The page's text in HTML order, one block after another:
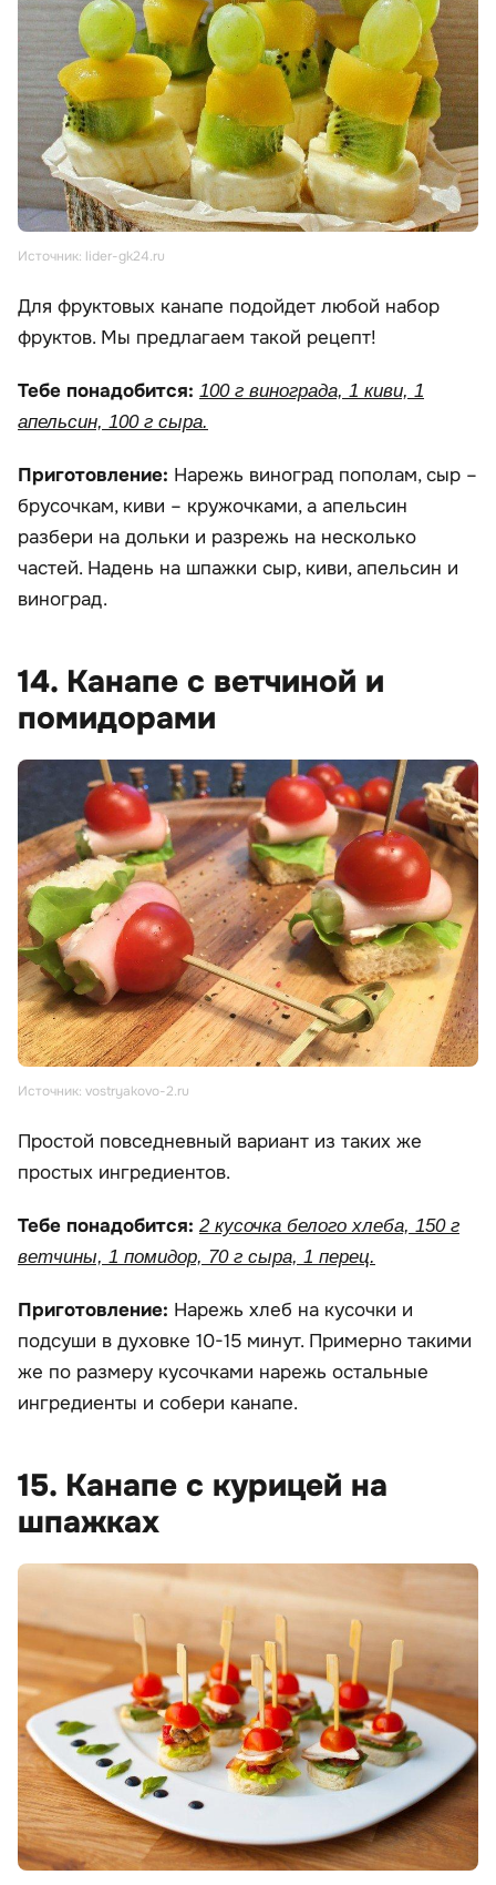
Источник: lider-gk24.ru
Для фруктовых канапе подойдет любой набор
фруктов. Мы предлагаем такой рецепт!
Тебе понадобится: 100 г винограда, 1 киви, 1
апельсин, 100 г сыра.
Приготовление: Нарежь виноград пополам, сыр –
брусочкам, киви – кружочками, а апельсин
разбери на дольки и разрежь на несколько
частей. Надень на шпажки сыр, киви, апельсин и
виноград.
14. Канапе с ветчиной и
помидорами
Источник: vostryakovo-2.ru
Простой повседневный вариант из таких же
простых ингредиентов.
Тебе понадобится: 2 кусочка белого хлеба, 150 г
ветчины, 1 помидор, 70 г сыра, 1 перец.
Приготовление: Нарежь хлеб на кусочки и
подсуши в духовке 10-15 минут. Примерно такими
же по размеру кусочками нарежь остальные
ингредиенты и собери канапе.
15. Канапе с курицей на
шпажках